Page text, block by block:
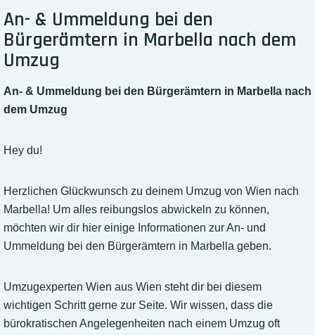
An- & Ummeldung bei den
Bürgerämtern in Marbella nach dem
Umzug
An- & Ummeldung bei den Bürgerämtern in Marbella nach
dem Umzug
Hey du!
Herzlichen Glückwunsch zu deinem Umzug von Wien nach
Marbella! Um alles reibungslos abwickeln zu können,
möchten wir dir hier einige Informationen zur An- und
Ummeldung bei den Bürgerämtern in Marbella geben.
Umzugexperten Wien aus Wien steht dir bei diesem
wichtigen Schritt gerne zur Seite. Wir wissen, dass die
bürokratischen Angelegenheiten nach einem Umzug oft